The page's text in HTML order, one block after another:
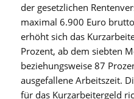
der gesetzlichen
maximal 6.900 Euro
erhöht sich das
Prozent, ab dem siebten
beziehungsweise 87
ausgefallene Arbeitszeit.
für das Kurzarbeitergeld